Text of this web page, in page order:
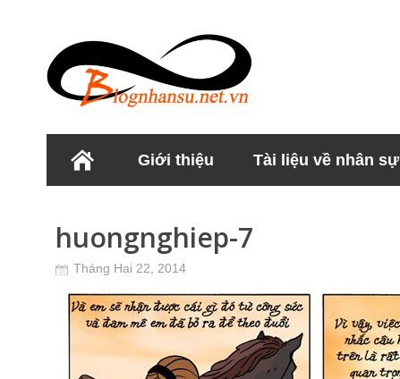
Giới thiệu Tài liệu về nhân sự
huongnghiep-7
Tháng Hai 22, 2014